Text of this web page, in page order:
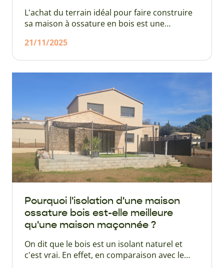
L'achat du terrain idéal pour faire construire
sa maison à ossature en bois est une
que le début de l'aventure étant donné qu'il
traditionnelle maçonnée, on dit que
l'ensemble de ces démarches prend au moins
8 mois.
21/11/2025
Pourquoi l'isolation d'une maison
ossature bois est-elle meilleure
qu'une maison maçonnée ?
On dit que le bois est un isolant naturel et
c'est vrai. En effet, en comparaison avec le